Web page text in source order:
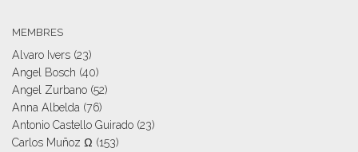
MEMBRES
Alvaro Ivers (23)
Angel Bosch (40)
Angel Zurbano (52)
Anna Albelda (76)
Antonio Castello Guirado (23)
Carlos Muñoz Ω (153)